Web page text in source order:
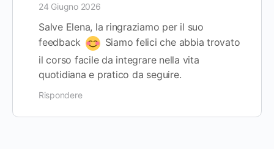
24 Giugno 2026
Salve Elena, la ringraziamo per il suo
feedback
Siamo felici che abbia trovato
il corso facile da integrare nella vita
quotidiana e pratico da seguire.
Rispondere